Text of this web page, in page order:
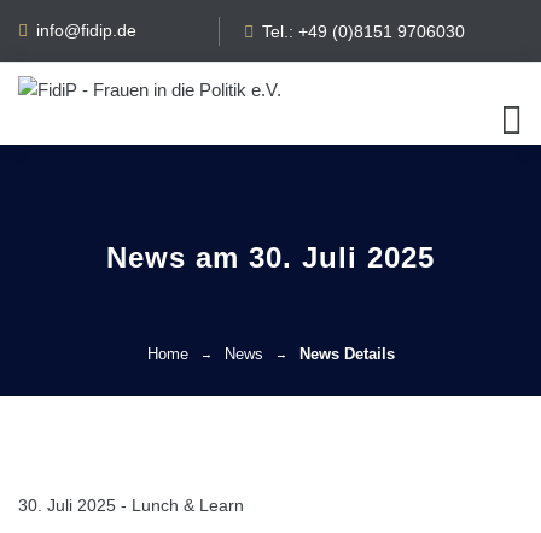
info@fidip.de Tel.: +49 (0)8151 9706030
News am 30. Juli 2025
Home News News Details
30. Juli 2025 - Lunch & Learn